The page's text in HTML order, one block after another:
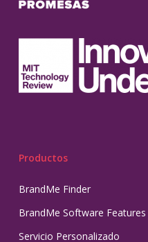
Productos
BrandMe Finder
BrandMe Software Features
Servicio Personalizado